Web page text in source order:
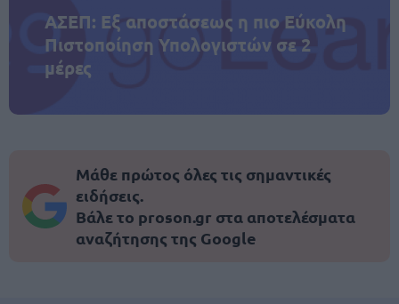
ΑΣΕΠ: Εξ αποστάσεως η πιο Εύκολη
Πιστοποίηση Υπολογιστών σε 2
μέρες
Μάθε πρώτος όλες τις σημαντικές
ειδήσεις.
Βάλε το proson.gr στα αποτελέσματα
αναζήτησης της Google